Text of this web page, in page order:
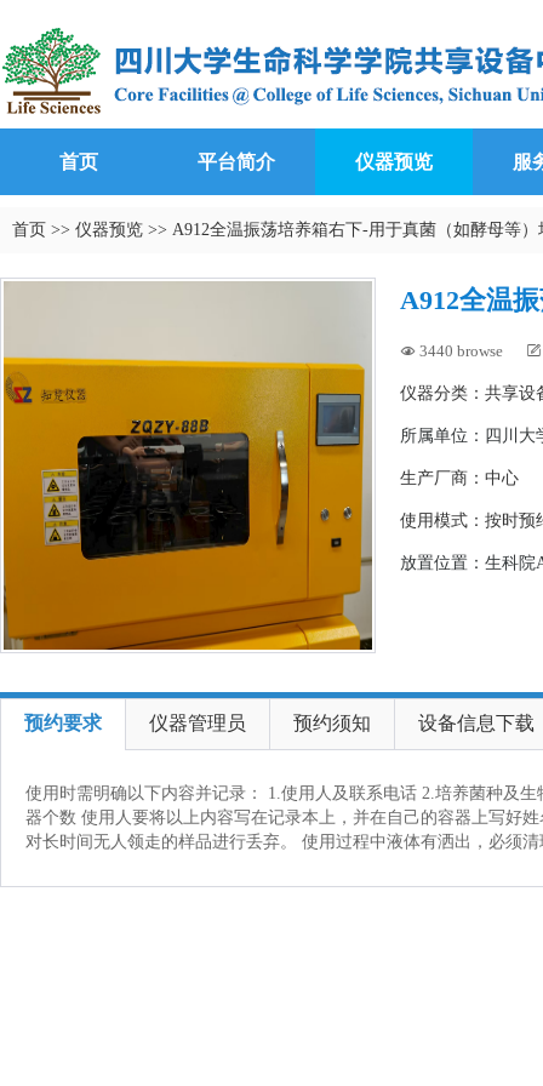
首页 平台简介 仪器预览 服
首页 >> 仪器预览 >> A912全温振荡培养箱右下-用于真菌（如酵母等）
A912全温
 3440 browse 
仪器分类：共享设
所属单位： 四川大
生产厂商：中心
使用模式：按时预
放置位置：生科院
预约要求 仪器管理员 预约须知 设备信息下载
使用时需明确以下内容并记录： 1.使用人及联系电话 2.培养菌种及
器个数 使用人要将以上内容写在记录本上，并在自己的容器上写好
对长时间无人领走的样品进行丢弃。 使用过程中液体有洒出，必须